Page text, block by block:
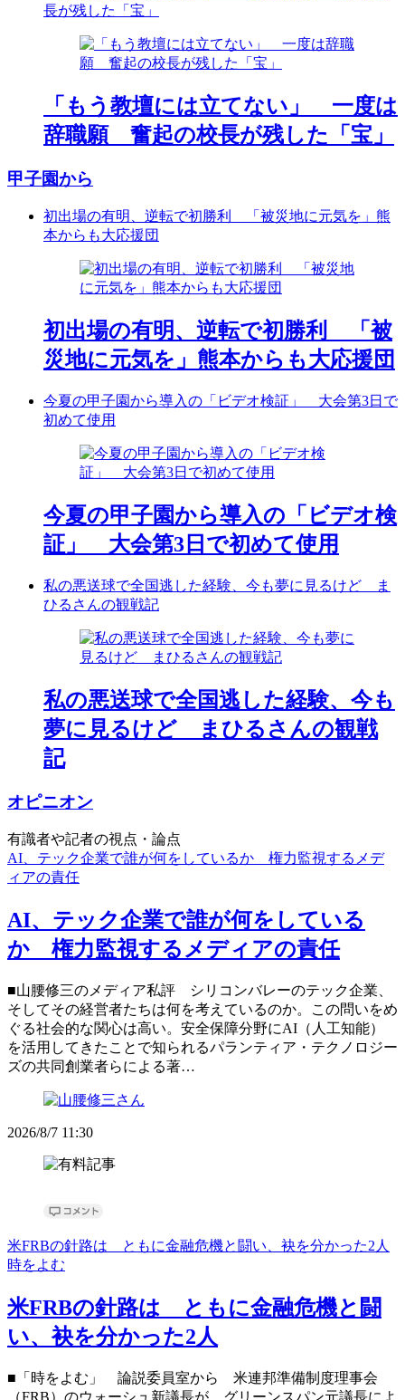
長が残した「宝」
「もう教壇には立てない」 一度は
辞職願 奮起の校長が残した「宝」
甲子園から
初出場の有明、逆転で初勝利 「被災地に元気を」熊
本からも大応援団
初出場の有明、逆転で初勝利 「被
災地に元気を」熊本からも大応援団
今夏の甲子園から導入の「ビデオ検証」 大会第3日で
初めて使用
今夏の甲子園から導入の「ビデオ検
証」 大会第3日で初めて使用
私の悪送球で全国逃した経験、今も夢に見るけど ま
ひるさんの観戦記
私の悪送球で全国逃した経験、今も
夢に見るけど まひるさんの観戦
記
オピニオン
有識者や記者の視点・論点
AI、テック企業で誰が何をしているか 権力監視するメデ
ィアの責任
AI、テック企業で誰が何をしている
か 権力監視するメディアの責任
■山腰修三のメディア私評 シリコンバレーのテック企業、
そしてその経営者たちは何を考えているのか。この問いをめ
ぐる社会的な関心は高い。安全保障分野にAI（人工知能）
を活用してきたことで知られるパランティア・テクノロジー
ズの共同創業者らによる著…
2026/8/7 11:30
米FRBの針路は ともに金融危機と闘い、袂を分かった2人
時をよむ
米FRBの針路は ともに金融危機と闘
い、袂を分かった2人
■「時をよむ」 論説委員室から 米連邦準備制度理事会
（FRB）のウォーシュ新議長が、グリーンスパン元議長によ